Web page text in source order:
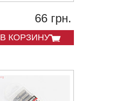
66 грн.
В КОРЗИНУ